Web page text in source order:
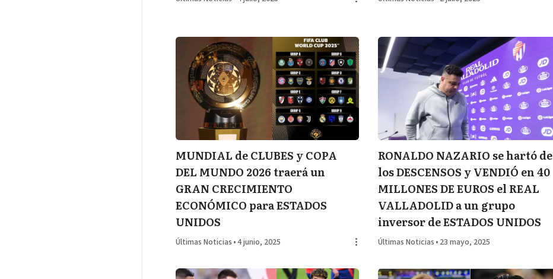
MUNDIAL de CLUBES y COPA
DEL MUNDO 2026 traerá un
GRAN CRECIMIENTO
ECONÓMICO para ESTADOS
UNIDOS
Últimas Noticias •4 junio, 2025
RONALDO NAZARIO se hartó de
los DESCENSOS y VENDIÓ en 40
MILLONES DE EUROS el REAL
VALLADOLID a un grupo
inversor de ESTADOS UNIDOS
Últimas Noticias • 23 mayo, 2025